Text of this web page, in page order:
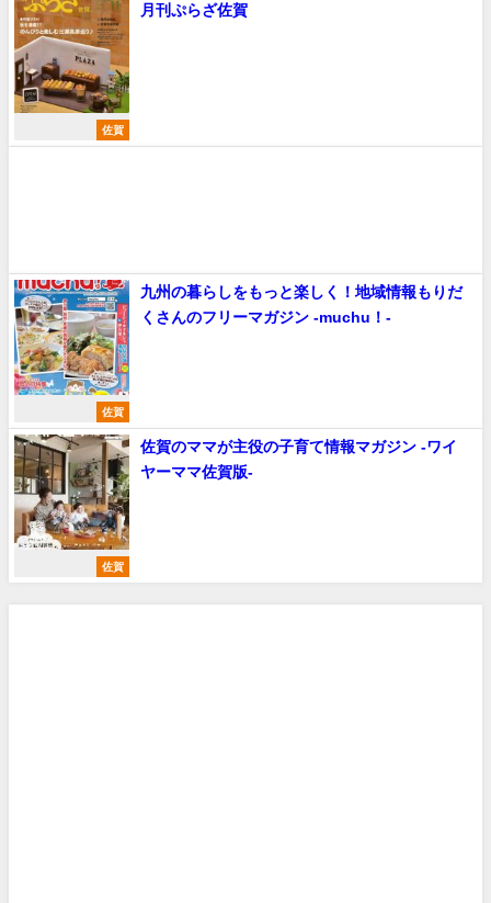
佐賀
月刊ぷらざ佐賀
佐賀
九州の暮らしをもっと楽しく！地域情報もりだ
くさんのフリーマガジン -muchu！-
佐賀
佐賀のママが主役の子育て情報マガジン -ワイ
ヤーママ佐賀版-